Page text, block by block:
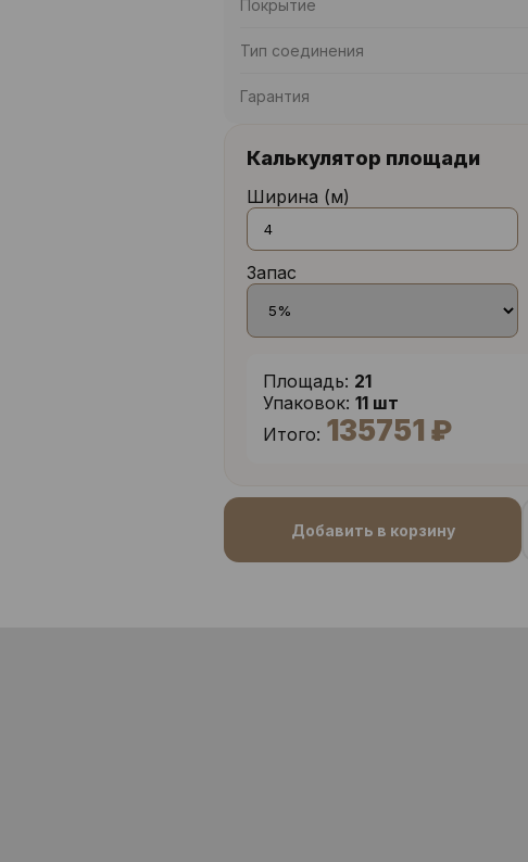
Покрытие
Тип соединения
Гарантия
Калькулятор площади
Ширина (м)
Запас
Площадь: 21
Упаковок: 11 шт
Итого: 135751 ₽
Добавить в корзину